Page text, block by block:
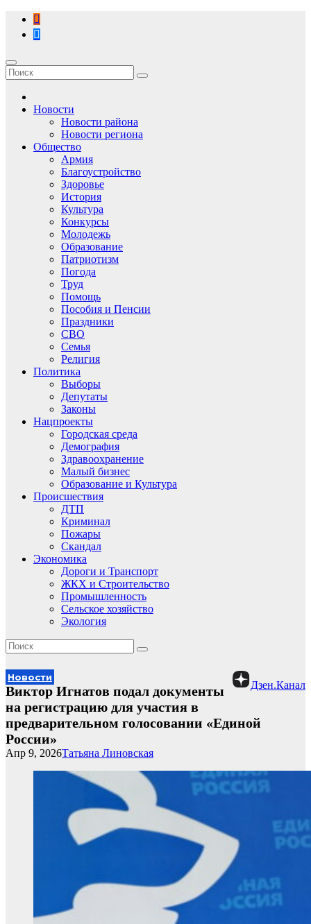
Перейти
содержимому
Новости
Новости района
Новости региона
Общество
Армия
Благоустройство
Здоровье
История
Культура
Конкурсы
Молодежь
Образование
Патриотизм
Погода
Труд
Помощь
Пособия и Пенсии
Праздники
СВО
Семья
Религия
Политика
Выборы
Депутаты
Законы
Нацпроекты
Городская среда
Демография
Здравоохранение
Малый бизнес
Образование и Культура
Происшествия
ДТП
Криминал
Пожары
Скандал
Экономика
Дороги и Транспорт
ЖКХ и Строительство
Промышленность
Сельское хозяйство
Экология
Новости
Дзен.Канал
Виктор Игнатов подал документы
на регистрацию для участия в
предварительном голосовании «Единой
России»
Татьяна Линовская
Апр 9, 2026